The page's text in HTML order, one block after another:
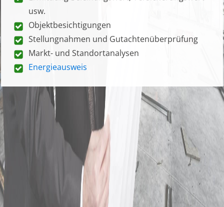
usw.
Objektbesichtigungen
Stellungnahmen und Gutachtenüberprüfung
Markt- und Standortanalysen
Energieausweis